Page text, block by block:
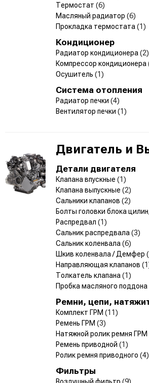
Термостат (6)
Масляный радиатор (6)
Прокладка термостата (1)
Кондиционер
Радиатор кондиционера (2)
Компрессор кондиционера
Осушитель (1)
Система отопления
Радиатор печки (4)
Вентилятор печки (1)
Двигатель и
Детали двигателя
Клапана впускные (1)
Клапана выпускные (2)
Сальники клапанов (2)
Болты головки блока
Распредвал (1)
Сальник распредвала (3)
Сальник коленвала (6)
Шкив коленвала / Демфер
Направляющая клапанов
Толкатель клапана (1)
Пробка масляного поддона
Ремни, цепи,
Комплект ГРМ (11)
Ремень ГРМ (3)
Натяжной ролик ремня ГРМ
Ремень приводной (1)
Ролик ремня приводного (4)
Фильтры